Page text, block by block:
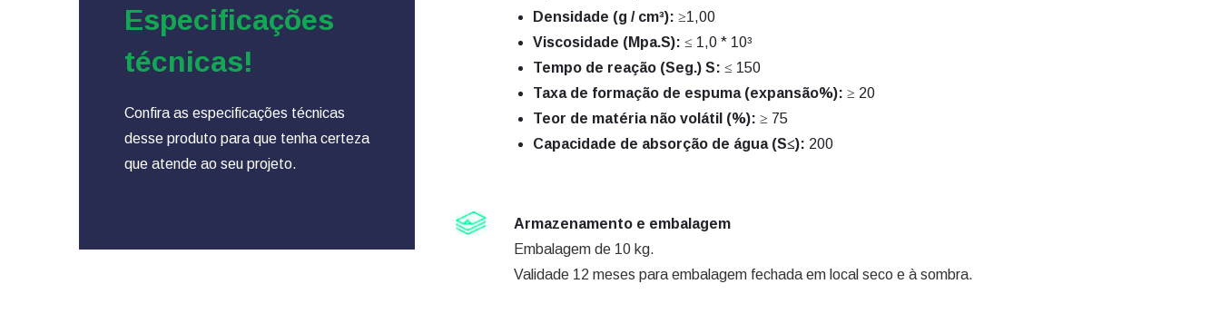
Especificações
técnicas!
Confira as especificações técnicas
desse produto para que tenha certeza
que atende ao seu projeto.
Densidade (g / cm³): ≥1,00
Viscosidade (Mpa.S): ≤ 1,0 * 10³
Tempo de reação (Seg.) S: ≤ 150
Taxa de formação de espuma (expansão%): ≥ 20
Teor de matéria não volátil (%): ≥ 75
Capacidade de absorção de água (S≤): 200
Armazenamento e embalagem
Embalagem de 10 kg.
Validade 12 meses para embalagem fechada em local seco e à sombra.